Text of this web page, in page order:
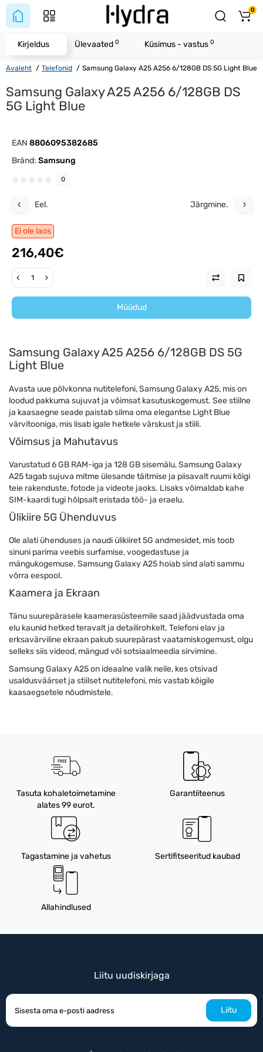
0
Avaleht Telefonid Samsung Galaxy A25 A256 6/128GB DS 5G Light Blue
Samsung Galaxy A25 A256 6/128GB DS
5G Light Blue
EAN 8806095382685
Bränd: Samsung
0
Eel. Järgmine.
Ei ole laos
216,40€
Müüdud
Kirjeldus Ülevaated 0 Küsimus - vastus 0
Samsung Galaxy A25 A256 6/128GB DS 5G
Light Blue
Avasta uue põlvkonna nutitelefoni, Samsung Galaxy A25, mis on
loodud pakkuma sujuvat ja võimsat kasutuskogemust. See stiilne
ja kaasaegne seade paistab silma oma elegantse Light Blue
värvitooniga, mis lisab igale hetkele värskust ja stiili.
Võimsus ja Mahutavus
Varustatud 6 GB RAM-iga ja 128 GB sisemälu, Samsung Galaxy
A25 tagab sujuva mitme ülesande täitmise ja piisavalt ruumi kõigi
teie rakenduste, fotode ja videote jaoks. Lisaks võimaldab kahe
SIM-kaardi tugi hõlpsalt eristada töö- ja eraelu.
Ülikiire 5G Ühenduvus
Ole alati ühenduses ja naudi ülikiiret 5G andmesidet, mis toob
sinuni parima veebis surfamise, voogedastuse ja
mängukogemuse. Samsung Galaxy A25 hoiab sind alati sammu
võrra eespool.
Kaamera ja Ekraan
Tänu suurepärasele kaamerasüsteemile saad jäädvustada oma
elu kaunid hetked teravalt ja detailirohkelt. Telefoni elav ja
erksavärviline ekraan pakub suurepärast vaatamiskogemust, olgu
selleks siis videod, mängud või sotsiaalmeedia sirvimine.
Samsung Galaxy A25 on ideaalne valik neile, kes otsivad
usaldusväärset ja stiilset nutitelefoni, mis vastab kõigile
kaasaegsetele nõudmistele.
Tasuta kohaletoimetamine
alates 99 eurot.
Garantiiteenus
Tagastamine ja vahetus Sertifitseeritud kaubad
Allahindlused
Liitu uudiskirjaga
Liitu